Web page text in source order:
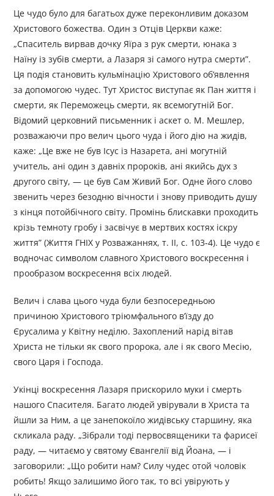
Це чудо було для багатьох дуже переконливим доказом
Христового божества. Один з Отців Церкви каже:
„Спаситель вирвав дочку Яїра з рук смерти, юнака з
Наїну із зубів смерти, а Лазаря зі самого нутра смерти”.
Ця подія становить кульмінацію Христового об’явлення
за допомогою чудес. Тут Христос виступає як Пан життя і
смерти, як Переможець смерти, як всемогутній Бог.
Відомий церковний письменник і аскет о. М. Мешлер,
розважаючи про велич цього чуда і його дію на жидів,
каже: „Це вже не був Ісус із Назарета, ані могутній
учитель, ані один з давніх пророків, ані якийсь дух з
другого світу, — це був Сам Живий Бог. Одне його слово
звенить через безодню вічности і знову приводить душу
з кінця потойбічного світу. Промінь блискавки проходить
крізь темноту гробу і засвічує в мертвих костях іскру
життя” (Життя ГНІХ у Розважаннях, т. II, с. 103-4). Це чудо є
водночас символом славного Христового воскресення і
прообразом воскресення всіх людей.
Велич і слава цього чуда були безпосередньою
причиною Христового тріюмфального в’їзду до
Єрусалима у Квітну неділю. Захоплений нарід вітав
Христа не тільки як свого пророка, але і як свого Месію,
свого Царя і Господа.
Укінці воскресення Лазаря прискорило муки і смерть
нашого Спасителя. Багато людей увірували в Христа та
йшли за Ним, а це занепокоїло жидівську старшину, яка
скликала раду. „Зібрали тоді первосвященики та фарисеї
раду, — читаємо у святому Євангелії від Йоана, — і
заговорили: „Що робити нам? Силу чудес отой чоловік
робить! Якщо залишимо його так, то всі увірують у